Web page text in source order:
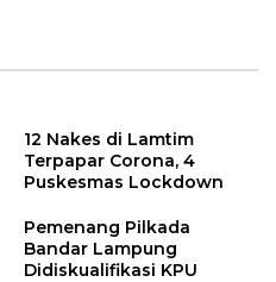
12 Nakes di Lamtim
Terpapar Corona, 4
Puskesmas Lockdown
Pemenang Pilkada
Bandar Lampung
Didiskualifikasi KPU